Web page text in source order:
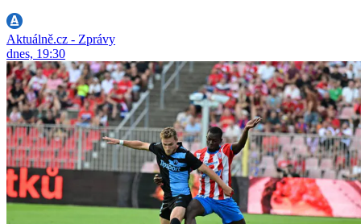
Aktuálně.cz - Zprávy
dnes, 19:30